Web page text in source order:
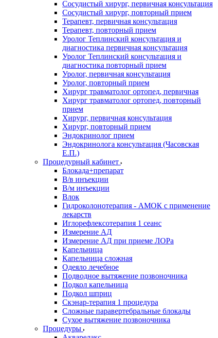
Сосудистый хирург, первичная консультация
Сосудистый хирург, повторный прием
Терапевт, первичная консультация
Терапевт, повторный прием
Уролог Теплинский консультация и
диагностика первичная консультация
Уролог Теплинский консультация и
диагностика повторный прием
Уролог, первичная консультация
Уролог, повторный прием
Хирург травматолог ортопед, первичная
Хирург травматолог ортопед, повторный
прием
Хирург, первичная консультация
Хирург, повторный прием
Эндокринолог прием
Эндокринолога консультация (Часовская
Е.П.)
Процедурный кабинет
Блокада+препарат
В/в инъекции
В/м инъекции
Влок
Гидроколонотерапия - АМОК с применение
лекарств
Иглорефлексотерапия 1 сеанс
Измерение АД
Измерение АД при приеме ЛОРа
Капельница
Капельница сложная
Одеяло лечебное
Подводное вытяжение позвоночника
Подкол капельница
Подкол шприц
Скэнар-терапия 1 процедура
Сложные паравертебральные блокады
Сухое вытяжение позвоночника
Процедуры